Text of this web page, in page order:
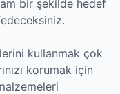
bir şekilde hedef
kullanmak çok
korumak için